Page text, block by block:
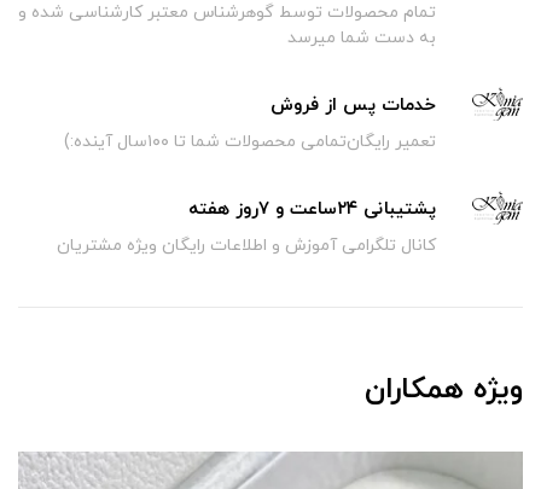
تمام محصولات توسط گوهرشناس معتبر کارشناسی شده و
به دست شما میرسد
خدمات پس از فروش
تعمیر رایگان‌تمامی محصولات شما تا ۱۰۰سال آینده:)
پشتیبانی ۲۴ساعت و ۷روز هفته
کانال تلگرامی آموزش و اطلاعات رایگان ویژه مشتریان
ویژه همکاران